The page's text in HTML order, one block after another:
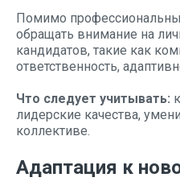
Помимо
обращать внимание на
кандидатов, такие как
ответственность,
Что следует учитывать:
лидерские качества,
коллективе.
Адаптация к